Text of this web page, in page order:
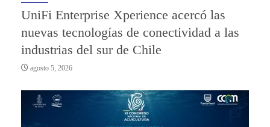
UniFi Enterprise Xperience acercó las
nuevas tecnologías de conectividad a las
industrias del sur de Chile
agosto 5, 2026